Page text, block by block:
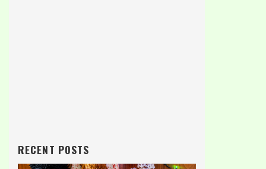
RECENT POSTS